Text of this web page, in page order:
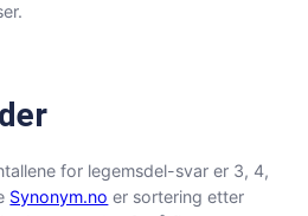
for legemsdel-svar er 3, 4,
Synonym.no er sortering etter